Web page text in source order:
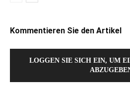
Kommentieren Sie den Artikel
LOGGEN SIE SICH EIN, UM